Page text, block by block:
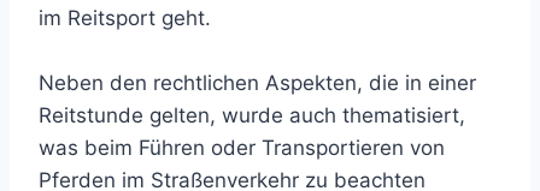
im Reitsport geht.
Neben den rechtlichen Aspekten, die in einer
Reitstunde gelten, wurde auch thematisiert,
was beim Führen oder Transportieren von
Pferden im Straßenverkehr zu beachten